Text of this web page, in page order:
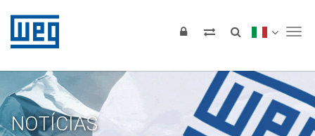
NOTÍCIAS